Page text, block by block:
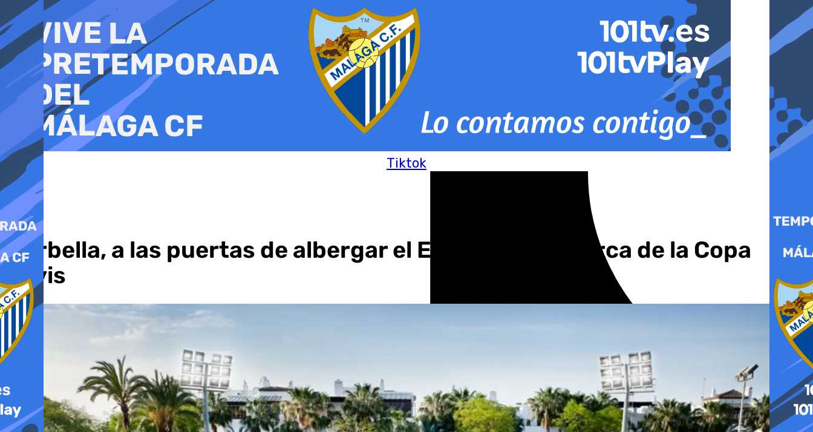
al
contenido
Tiktok
Marbella, a las puertas de albergar el España-Dinamarca de la Copa
Davis